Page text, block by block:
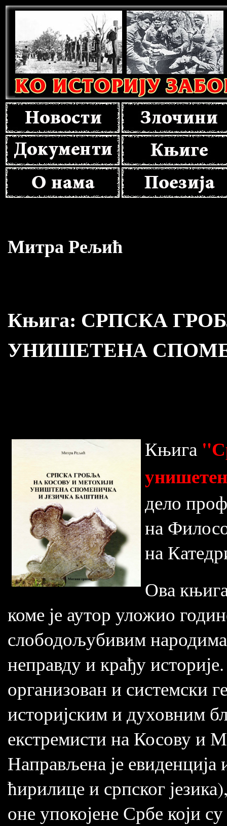
Митра Рељић
Књига: СРПСКА
УНИШЕТЕНА
Књига
дело
на
на
Ова
коме је аутор уложио
слободољубивим
неправду и крађу
организован и системски
историјским и духовним
екстремисти на Косову и
Направљена је
ћирилице и српског
оне упокојене Србе који